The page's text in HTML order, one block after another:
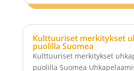
Kulttuuriset merkitykset
puolilla Suomea
Kulttuuriset merkitykset
puolilla Suomea